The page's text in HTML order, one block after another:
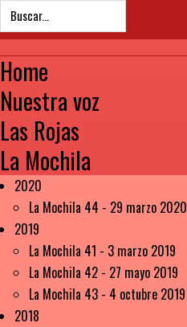
Home
Nuestra voz
Las Rojas
La Mochila
2020
La Mochila 44 - 29 marzo 2020
2019
La Mochila 41 - 3 marzo 2019
La Mochila 42 - 27 mayo 2019
La Mochila 43 - 4 octubre 2019
2018